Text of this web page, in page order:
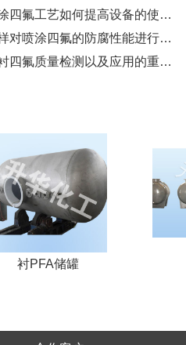
◦ 喷涂四氟工艺如何提高设备的使用效率
◦ 怎样对喷涂四氟的防腐性能进行了解
◦ 钢衬四氟质量检测以及应用的重要性
衬PFA储罐